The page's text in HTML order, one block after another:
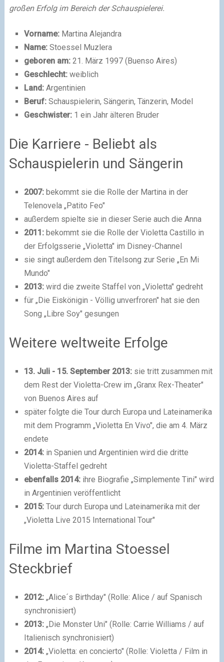
großen Erfolg im Bereich der Schauspielerei.
Vorname:Martina Alejandra
Name:Stoessel Muzlera
geboren am:21. März 1997 (Buenso Aires)
Geschlecht:weiblich
Land:Argentinien
Beruf:Schauspielerin, Sängerin, Tänzerin, Model
Geschwister:1 ein Jahr älteren Bruder
Die Karriere - Beliebt als
Schauspielerin und Sängerin
2007:bekommt sie die Rolle der Martina in der
Telenovela „Patito Feo"
außerdem spielte sie in dieser Serie auch die Anna
2011:bekommt sie die Rolle der Violetta Castillo in
der Erfolgsserie „Violetta" im Disney-Channel
sie singt außerdem den Titelsong zur Serie „En Mi
Mundo"
2013:wird die zweite Staffel von „Violetta" gedreht
für „Die Eiskönigin - Völlig unverfroren" hat sie den
Song „Libre Soy" gesungen
Weitere weltweite Erfolge
13. Juli - 15. September 2013: sie tritt zusammen mit
dem Rest der Violetta-Crew im „Granx Rex-Theater"
von Buenos Aires auf
später folgte die Tour durch Europa und Lateinamerika
mit dem Programm „Violetta En Vivo", die am 4. März
endete
2014:in Spanien und Argentinien wird die dritte
Violetta-Staffel gedreht
ebenfalls 2014:ihre Biografie „Simplemente Tini" wird
in Argentinien veröffentlicht
2015:Tour durch Europa und Lateinamerika mit der
„Violetta Live 2015 International Tour"
Filme im Martina Stoessel
Steckbrief
2012:„Alice´s Birthday" (Rolle: Alice / auf Spanisch
synchronisiert)
2013:„Die Monster Uni" (Rolle: Carrie Williams / auf
Italienisch synchronisiert)
2014:„Violetta: en concierto" (Rolle: Violetta / Film in